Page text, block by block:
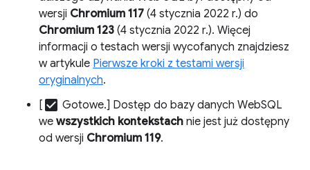
wersji Chromium 117 (4 stycznia 2022 r.) do
Chromium 123 (4 stycznia 2022 r.). Więcej
informacji o testach wersji wycofanych znajdziesz
w artykule Pierwsze kroki z testami wersji
oryginalnych.
[ check_box Gotowe.] Dostęp do bazy danych WebSQL
we wszystkich kontekstach nie jest już dostępny
od wersji Chromium 119.